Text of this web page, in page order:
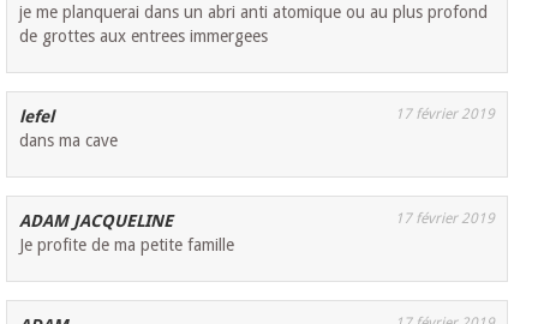
je me planquerai dans un abri anti atomique ou au plus profond
de grottes aux entrees immergees
lefel 17 février 2019
dans ma cave
ADAM JACQUELINE 17 février 2019
Je profite de ma petite famille